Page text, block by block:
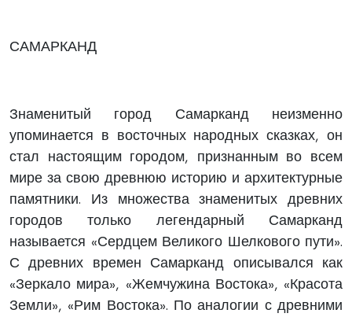
САМАРКАНД
Знаменитый город Самарканд неизменно
упоминается в восточных народных сказках, он
стал настоящим городом, признанным во всем
мире за свою древнюю историю и архитектурные
памятники. Из множества знаменитых древних
городов только легендарный Самарканд
называется «Сердцем Великого Шелкового пути».
С древних времен Самарканд описывался как
«Зеркало мира», «Жемчужина Востока», «Красота
Земли», «Рим Востока». По аналогии с древними